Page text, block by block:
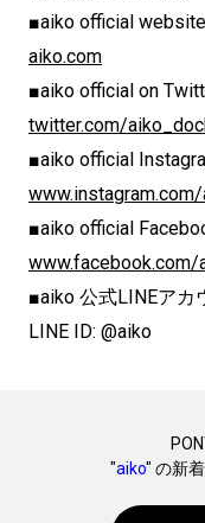
■aiko official website
aiko.com
■aiko official on
twitter.com/
■aiko official
■aiko official
www.facebook.com/
■aiko 公式LINEアカ
LINE ID: @aiko
"aiko" の新